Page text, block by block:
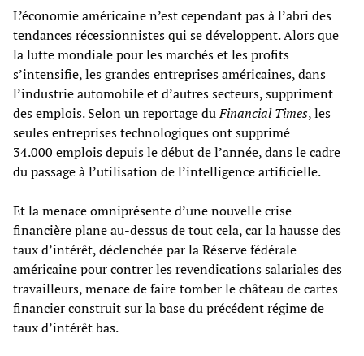
L’économie américaine n’est cependant pas à l’abri des
tendances récessionnistes qui se développent. Alors que
la lutte mondiale pour les marchés et les profits
s’intensifie, les grandes entreprises américaines, dans
l’industrie automobile et d’autres secteurs, suppriment
des emplois. Selon un reportage duFinancial Times, les
seules entreprises technologiques ont supprimé
34.000 emplois depuis le début de l’année, dans le cadre
du passage à l’utilisation de l’intelligence artificielle.
Et la menace omniprésente d’une nouvelle crise
financière plane au-dessus de tout cela, car la hausse des
taux d’intérêt, déclenchée par la Réserve fédérale
américaine pour contrer les revendications salariales des
travailleurs, menace de faire tomber le château de cartes
financier construit sur la base du précédent régime de
taux d’intérêt bas.